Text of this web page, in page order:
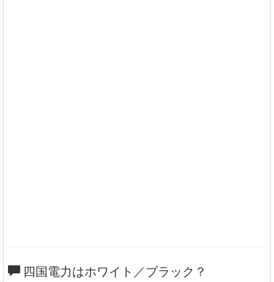
四国電力はホワイト／ブラック？